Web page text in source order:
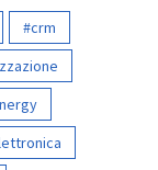
crm